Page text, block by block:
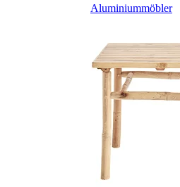
Aluminiummöbler